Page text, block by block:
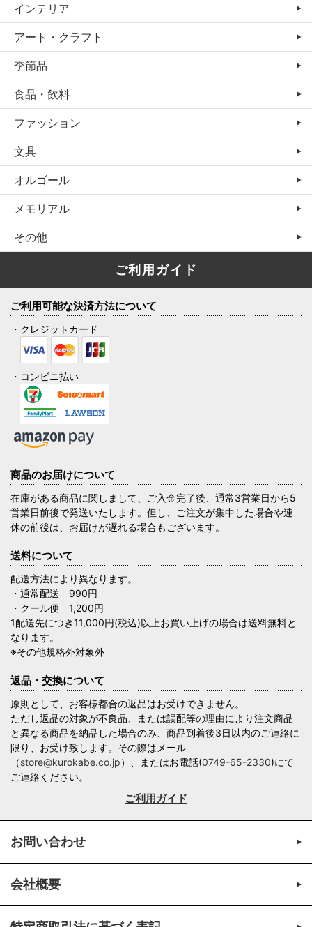
インテリア
アート・クラフト
季節品
食品・飲料
ファッション
文具
オルゴール
メモリアル
その他
ご利用ガイド
ご利用可能な決済方法について
・クレジットカード
・コンビニ払い
商品のお届けについて
在庫がある商品に関しまして、ご入金完了後、通常3営業日から5
営業日前後で発送いたします。但し、ご注文が集中した場合や連
休の前後は、お届けが遅れる場合もございます。
送料について
配送方法により異なります。
・通常配送 990円
・クール便 1,200円
1配送先につき11,000円(税込)以上お買い上げの場合は送料無料と
なります。
※その他規格外対象外
返品・交換について
原則として、お客様都合の返品はお受けできません。
ただし返品の対象が不良品、または誤配等の理由により注文商品
と異なる商品を納品した場合のみ、商品到着後3日以内のご連絡に
限り、お受け致します。その際はメール
（store@kurokabe.co.jp）、またはお電話(0749-65-2330)にて
ご連絡ください。
ご利用ガイド
お問い合わせ
会社概要